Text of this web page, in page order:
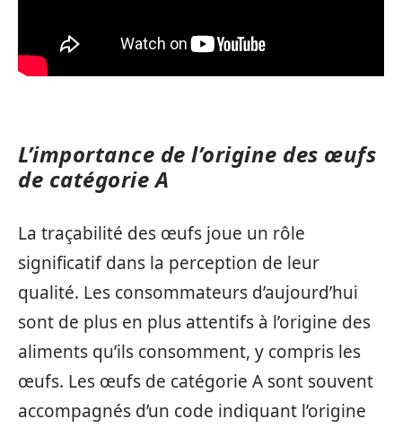
L’importance de l’origine des œufs
de catégorie A
La traçabilité des œufs joue un rôle
significatif dans la perception de leur
qualité. Les consommateurs d’aujourd’hui
sont de plus en plus attentifs à l’origine des
aliments qu’ils consomment, y compris les
œufs. Les œufs de catégorie A sont souvent
accompagnés d’un code indiquant l’origine